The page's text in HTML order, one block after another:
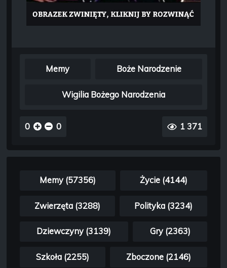
Memy Boże Narodzenie
Wigilia Bożego Narodzenia
0 0 1 371
Memy (57356) Życie (4144)
Zwierzęta (3288) Polityka (3234)
Dziewczyny (3139) Gry (2363)
Szkoła (2255) Zboczone (2146)